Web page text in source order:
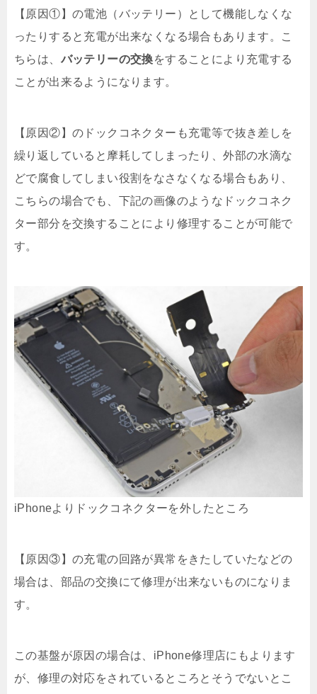
【原因①】の電池（バッテリー）として機能しなくな
ったりすると充電が出来なくなる場合もあります。こ
ちらは、 バッテリーの交換をすることにより充電する
ことが出来るようになります。
【原因②】のドックコネクターも充電等で抜き差しを
繰り返していると摩耗してしまったり、外部の水滴な
どで腐食してしまい役割をなさなくなる場合もあり、
こちらの場合でも、下記の画像のようなドックコネク
ター部分を交換することにより修理することが可能で
す。
iPhoneよりドックコネクターを外したところ
【原因③】の充電の回路が異常をきたしていたなどの
場合は、部品の交換にて修理が出来ないものになりま
す。
この基盤が原因の場合は、iPhone修理店にもよります
が、修理の対応をされているところとそうでないとこ